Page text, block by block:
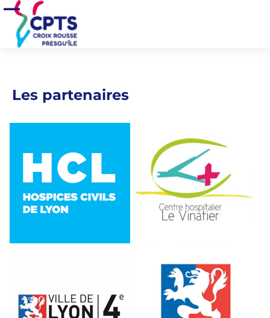
Aller au contenu principal
Ouvrir/Fermer le menu
Les partenaires